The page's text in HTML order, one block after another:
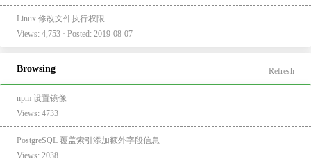
Linux 修改文件执行权限
Views: 4,753 · Posted: 2019-08-07
Browsing Refresh
npm 设置镜像
Views: 4733
PostgreSQL 覆盖索引添加额外字段信息
Views: 2038